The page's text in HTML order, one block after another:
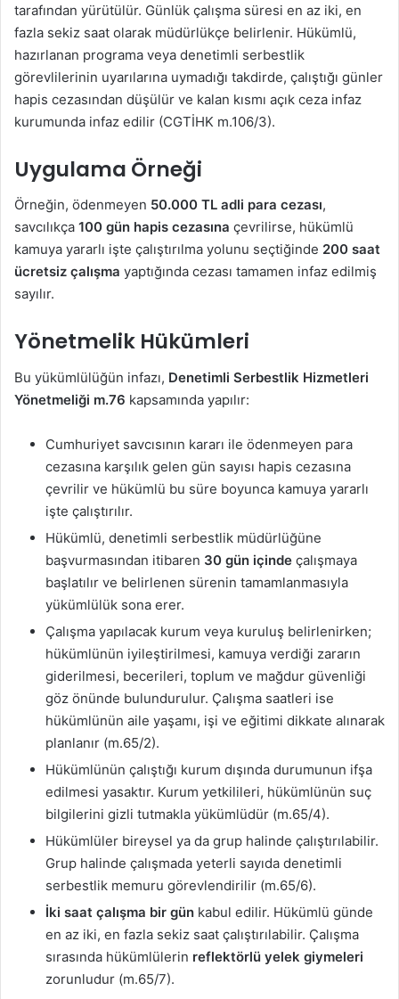
tarafından yürütülür. Günlük çalışma süresi en az iki, en
fazla sekiz saat olarak müdürlükçe belirlenir. Hükümlü,
hazırlanan programa veya denetimli serbestlik
görevlilerinin uyarılarına uymadığı takdirde, çalıştığı günler
hapis cezasından düşülür ve kalan kısmı açık ceza infaz
kurumunda infaz edilir (CGTİHK m.106/3).
Uygulama Örneği
Örneğin, ödenmeyen 50.000 TL adli para cezası,
savcılıkça 100 gün hapis cezasına çevrilirse, hükümlü
kamuya yararlı işte çalıştırılma yolunu seçtiğinde 200 saat
ücretsiz çalışma yaptığında cezası tamamen infaz edilmiş
sayılır.
Yönetmelik Hükümleri
Bu yükümlülüğün infazı, Denetimli Serbestlik Hizmetleri
Yönetmeliği m.76 kapsamında yapılır:
Cumhuriyet savcısının kararı ile ödenmeyen para
cezasına karşılık gelen gün sayısı hapis cezasına
çevrilir ve hükümlü bu süre boyunca kamuya yararlı
işte çalıştırılır.
Hükümlü, denetimli serbestlik müdürlüğüne
başvurmasından itibaren 30 gün içinde çalışmaya
başlatılır ve belirlenen sürenin tamamlanmasıyla
yükümlülük sona erer.
Çalışma yapılacak kurum veya kuruluş belirlenirken;
hükümlünün iyileştirilmesi, kamuya verdiği zararın
giderilmesi, becerileri, toplum ve mağdur güvenliği
göz önünde bulundurulur. Çalışma saatleri ise
hükümlünün aile yaşamı, işi ve eğitimi dikkate alınarak
planlanır (m.65/2).
Hükümlünün çalıştığı kurum dışında durumunun ifşa
edilmesi yasaktır. Kurum yetkilileri, hükümlünün suç
bilgilerini gizli tutmakla yükümlüdür (m.65/4).
Hükümlüler bireysel ya da grup halinde çalıştırılabilir.
Grup halinde çalışmada yeterli sayıda denetimli
serbestlik memuru görevlendirilir (m.65/6).
İki saat çalışma bir gün kabul edilir. Hükümlü günde
en az iki, en fazla sekiz saat çalıştırılabilir. Çalışma
sırasında hükümlülerin reflektörlü yelek giymeleri
zorunludur (m.65/7).